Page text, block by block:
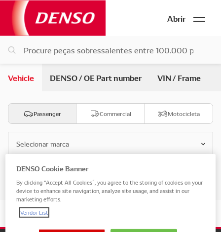
Abrir
Vehicle DENSO / OE Part number VIN / Frame
Passenger Commercial Motocicleta
Selecionar marca
DENSO Cookie Banner
By clicking “Accept All Cookies”, you agree to the storing of cookies on your
device to enhance site navigation, analyze site usage, and assist in our
marketing efforts.
Vendor List